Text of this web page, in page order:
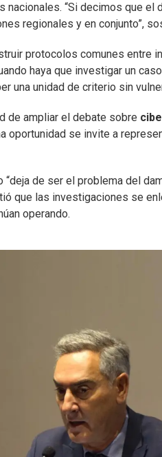
“Si decimos que el
regionales y en conjunto”,
protocolos comunes entre
haya que investigar un
una unidad de criterio sin
de ampliar el debate sobre
oportunidad se invite a
“deja de ser el problema del
que las investigaciones se
operando.